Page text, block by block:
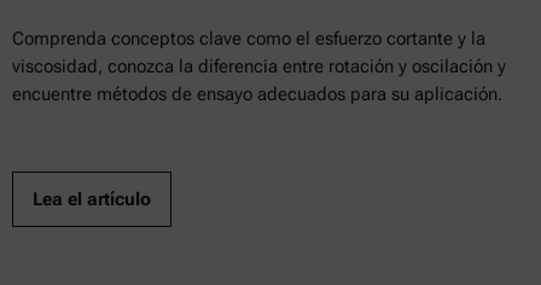
Comprenda conceptos clave como el esfuerzo cortante y la
viscosidad, conozca la diferencia entre rotación y oscilación y
encuentre métodos de ensayo adecuados para su aplicación.
Lea el artículo